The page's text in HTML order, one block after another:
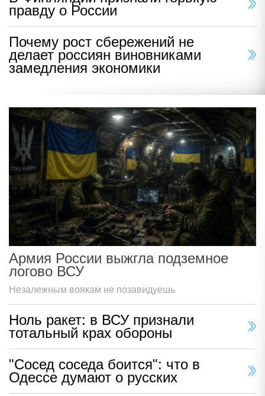
правду о России
Почему рост сбережений не
делает россиян виновниками
замедления экономики
Армия России выжгла подземное
логово ВСУ
Незалежным воякам не позавидуешь
Ноль ракет: в ВСУ признали
тотальный крах обороны
"Сосед соседа боится": что в
Одессе думают о русских